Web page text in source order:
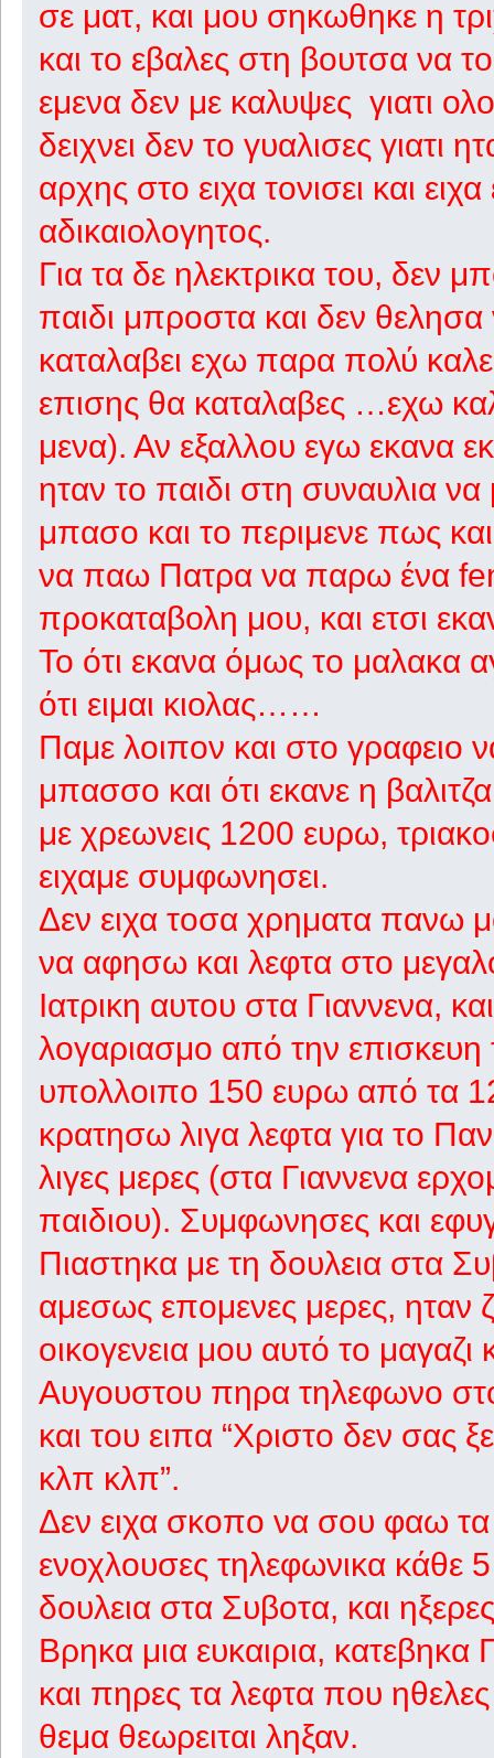
σε ματ, και μου σηκωθηκε η
και το εβαλες στη βουτσα να
εμενα δεν με καλυψες γιατι
δειχνει δεν το γυαλισες γιατι
αρχης στο ειχα τονισει και
αδικαιολογητος.
Για τα δε ηλεκτρικα του, δεν
παιδι μπροστα και δεν
καταλαβει εχω παρα πολύ
επισης θα καταλαβες …εχω
μενα). Αν εξαλλου εγω εκανα
ηταν το παιδι στη συναυλια να
μπασο και το περιμενε πως
να παω Πατρα να παρω ένα
προκαταβολη μου, και ετσι
Το ότι εκανα όμως το μαλακα
ότι ειμαι κιολας……
Παμε λοιπον και στο
μπασσο και ότι εκανε η
με χρεωνεις 1200 ευρω,
ειχαμε συμφωνησει.
Δεν ειχα τοσα χρηματα πανω
να αφησω και λεφτα στο
Ιατρικη αυτου στα Γιαννενα,
λογαριασμο από την
υπολλοιπο 150 ευρω από τα
κρατησω λιγα λεφτα για το
λιγες μερες (στα Γιαννενα
παιδιου). Συμφωνησες και
Πιαστηκα με τη δουλεια στα
αμεσως επομενες μερες, ηταν
οικογενεια μου αυτό το
Αυγουστου πηρα τηλεφωνο
και του ειπα “Χριστο δεν σας
κλπ κλπ”.
Δεν ειχα σκοπο να σου φαω
ενοχλουσες τηλεφωνικα κάθε
δουλεια στα Συβοτα, και
Βρηκα μια ευκαιρια, κατεβηκα
και πηρες τα λεφτα που
θεμα θεωρειται ληξαν.